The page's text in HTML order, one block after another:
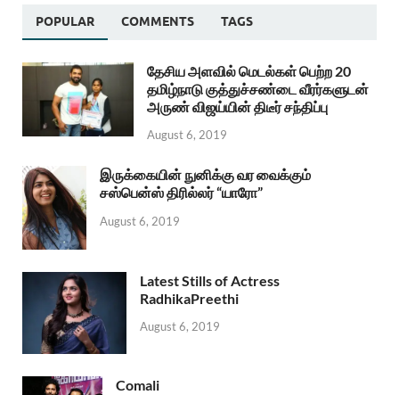
POPULAR COMMENTS TAGS
தேசிய அளவில் மெடல்கள் பெற்ற 20
தமிழ்நாடு குத்துச்சண்டை வீரர்களுடன்
அருண் விஜய்யின் திடீர் சந்திப்பு
August 6, 2019
இருக்கையின் நுனிக்கு வர வைக்கும்
சஸ்பென்ஸ் திரில்லர் “யாரோ”
August 6, 2019
Latest Stills of Actress
RadhikaPreethi
August 6, 2019
Comali